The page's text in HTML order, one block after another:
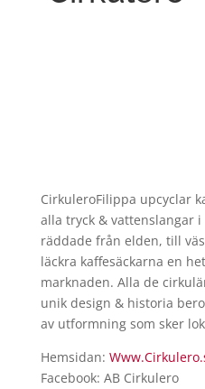
CirkuleroFilippa upcyclar
alla tryck & vattenslangar
räddade från elden, till
läckra kaffesäckarna en
marknaden. Alla de
unik design & historia
av utformning som sker
Hemsidan:
Facebook: AB Cirkulero